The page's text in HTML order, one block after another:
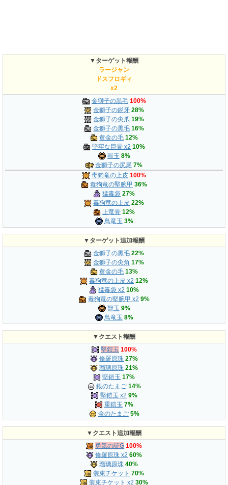
▼ターゲット報酬
ラージャン
ドスフロギィ
x2
金獅子の黒毛 100%
金獅子の鋭牙 28%
金獅子の尖爪 19%
金獅子の黒毛 16%
黄金の毛 12%
堅牢な巨骨 x2 10%
獣玉 8%
金獅子の尻尾 7%
毒狗竜の上皮 100%
毒狗竜の堅腕甲 36%
猛毒袋 27%
毒狗竜の上皮 22%
上竜骨 12%
鳥竜玉 3%
▼ターゲット追加報酬
金獅子の黒毛 22%
金獅子の尖角 17%
黄金の毛 13%
毒狗竜の上皮 x2 12%
猛毒袋 x2 10%
毒狗竜の堅腕甲 x2 9%
獣玉 9%
鳥竜玉 8%
▼クエスト報酬
堅鎧玉 100%
修羅原珠 27%
瑠璃原珠 21%
堅鎧玉 17%
銀のたまご 14%
堅鎧玉 x2 9%
重鎧玉 7%
金のたまご 5%
▼クエスト追加報酬
勇気の証G 100%
修羅原珠 x2 60%
瑠璃原珠 40%
装束チケット 70%
装束チケット x2 30%